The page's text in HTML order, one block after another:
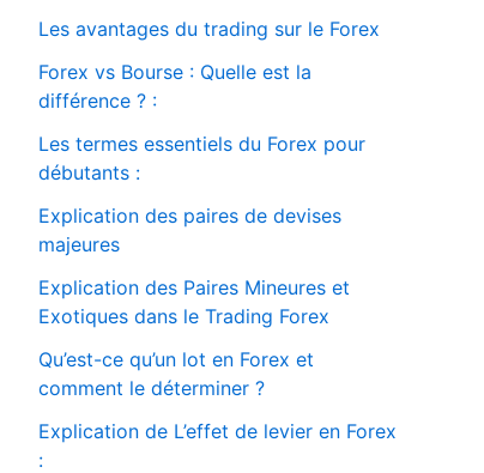
Les avantages du trading sur le Forex
Forex vs Bourse : Quelle est la
différence ? :
Les termes essentiels du Forex pour
débutants :
Explication des paires de devises
majeures
Explication des Paires Mineures et
Exotiques dans le Trading Forex
Qu’est-ce qu’un lot en Forex et
comment le déterminer ?
Explication de L’effet de levier en Forex
: